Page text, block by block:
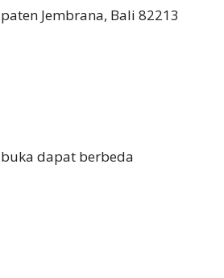
Jembrana, Bali 82213
dapat berbeda